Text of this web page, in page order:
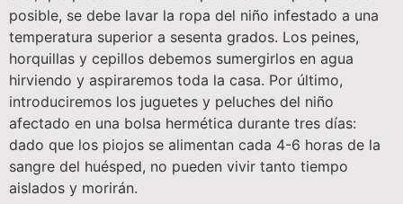
posible, se debe lavar la ropa del niño infestado a una
temperatura superior a sesenta grados. Los peines,
horquillas y cepillos debemos sumergirlos en agua
hirviendo y aspiraremos toda la casa. Por último,
introduciremos los juguetes y peluches del niño
afectado en una bolsa hermética durante tres días:
dado que los piojos se alimentan cada 4-6 horas de la
sangre del huésped, no pueden vivir tanto tiempo
aislados y morirán.